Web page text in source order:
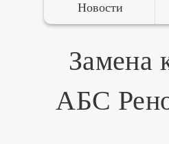
Новости
Замена
АБС